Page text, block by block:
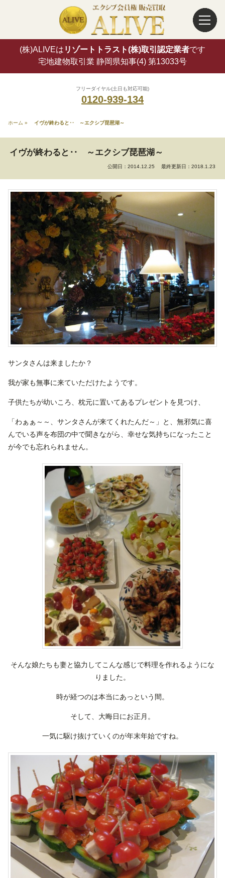
(株)ALIVEは リゾートトラスト(株)取引認定業者です
宅地建物取引業 静岡県知事(4) 第13033号
フリーダイヤル(土日も対応可能)
0120-939-134
ホーム » イヴが終わると‥ ～エクシブ琵琶湖～
イヴが終わると‥ ～エクシブ琵琶湖～
公開日：2014.12.25 最終更新日：2018.1.23
サンタさんは来ましたか？
我が家も無事に来ていただけたようです。
子供たちが幼いころ、枕元に置いてあるプレゼントを見つけ、
「わぁぁ～～、サンタさんが来てくれたんだ～」と、無邪気に喜
んでいる声を布団の中で聞きながら、幸せな気持ちになったこと
が今でも忘れられません。
そんな娘たちも妻と協力してこんな感じで料理を作れるようにな
りました。
時が経つのは本当にあっという間。
そして、大晦日にお正月。
一気に駆け抜けていくのが年末年始ですね。